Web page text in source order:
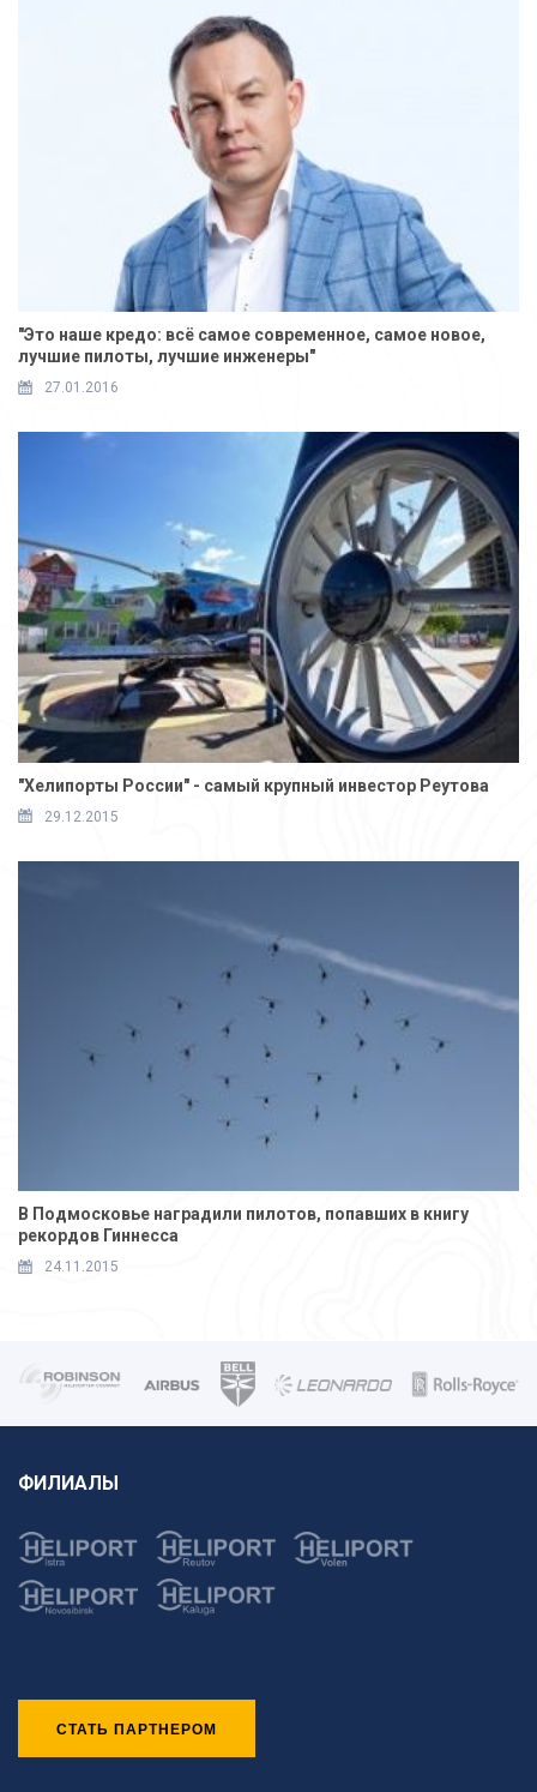
"Это наше кредо: всё самое современное, самое новое,
лучшие пилоты, лучшие инженеры"
27.01.2016
"Хелипорты России" - самый крупный инвестор Реутова
29.12.2015
В Подмосковье наградили пилотов, попавших в книгу
рекордов Гиннесса
24.11.2015
ФИЛИАЛЫ
СТАТЬ ПАРТНЕРОМ